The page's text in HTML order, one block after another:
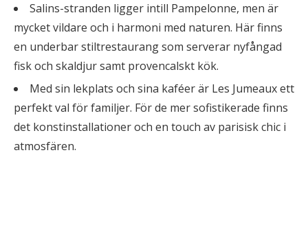
Salins-stranden ligger intill Pampelonne, men är
mycket vildare och i harmoni med naturen. Här finns
en underbar stiltrestaurang som serverar nyfångad
fisk och skaldjur samt provencalskt kök.
Med sin lekplats och sina kaféer är Les Jumeaux ett
perfekt val för familjer. För de mer sofistikerade finns
det konstinstallationer och en touch av parisisk chic i
atmosfären.